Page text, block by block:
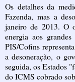
Os detalhes da
Fazenda, mas a
janeiro de 2013. O
energia aos
PIS/Cofins
a desoneração, o
seguida, os Estados
do ICMS cobrado